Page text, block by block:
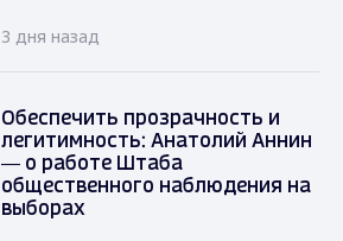
3 дня назад
Обеспечить прозрачность и
легитимность: Анатолий Аннин
— о работе Штаба
общественного наблюдения на
выборах